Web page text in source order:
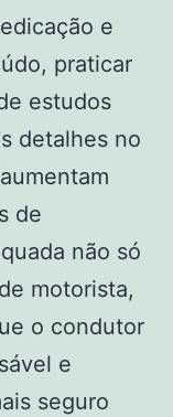
e
praticar
estudos
detalhes no
de
não só
motorista,
o condutor
e
seguro